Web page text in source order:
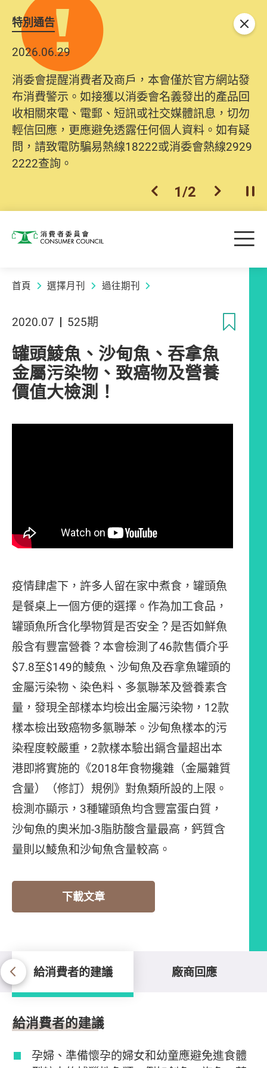
特別通告
2026.06.29
消委會提醒消費者及商戶，本會僅於官方網站發
布消費警示。如接獲以消委會名義發出的產品回
收相關來電、電郵、短訊或社交媒體訊息，切勿
輕信回應，更應避免透露任何個人資料。如有疑
問，請致電防騙易熱線18222或消委會熱線2929
2222查詢。
上一個
1/2 下一個開
關閉
消費者委員會 目
首頁 選擇月刊 過往期刊
2020.07 525期
罐頭鯪魚、沙甸魚、吞拿魚
金屬污染物、致癌物及營養
價值大檢測！
疫情肆虐下，許多人留在家中煮食，罐頭魚
是餐桌上一個方便的選擇。作為加工食品，
罐頭魚所含化學物質是否安全？是否如鮮魚
般含有豐富營養？本會檢測了46款售價介乎
$7.8至$149的鯪魚、沙甸魚及吞拿魚罐頭的
金屬污染物、染色料、多氯聯苯及營養素含
量，發現全部樣本均檢出金屬污染物，12款
樣本檢出致癌物多氯聯苯。沙甸魚樣本的污
染程度較嚴重，2款樣本驗出鎘含量超出本
港即將實施的《2018年食物攙雜（金屬雜質
含量）（修訂）規例》對魚類所設的上限。
檢測亦顯示，3種罐頭魚均含豐富蛋白質，
沙甸魚的奧米加-3脂肪酸含量最高，鈣質含
量則以鯪魚和沙甸魚含量較高。
下載文章
給消費者的建議 廠商回應
給消費者的建議
給消費者的建議
孕婦、準備懷孕的婦女和幼童應避免進食體